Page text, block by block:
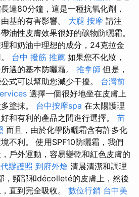
達80分鐘，這是一種抗氧化劑，
基的有害影響。 大腿 按摩 請注
油性皮膚效果很好的礦物防曬霜。
和奶油中理想的成分，24克拉金
台中 撥筋 推薦 如果您不化妝，
選的基本防曬霜。 推拿師 但是，
式可以幫助您減少干擾。 台灣前
選擇一個很好地坐在皮膚上
塗抹。 台中按摩spa 在太陽護理
和有利的產品之間進行選擇。 苗
而且，由於化學防曬霜含有許多化
不利。 使用SPF10防曬霜，我們
戶外運動，容易變乾和紅色皮膚的
辦護照 到府外燴 清晨清潔和調理
，頸部和décolleté的皮膚上，然後
直到完全吸收。 數位行銷 台中美